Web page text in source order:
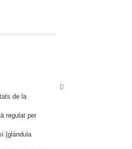
de la
regulat per
(glàndula